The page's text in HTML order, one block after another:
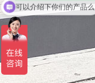
可以介绍下你们的产品么